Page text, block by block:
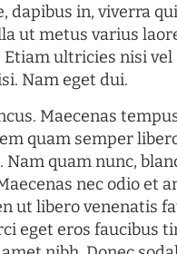
dapibus in, viverra
ut metus varius
ultricies nisi
Nam eget dui.
Maecenas
quam semper
Nam quam nunc,
nec odio et
ut libero venenatis
eget eros faucibus